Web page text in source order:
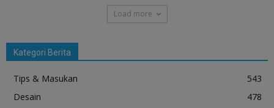
Load more
Kategori Berita
Tips & Masukan
543
Desain
478